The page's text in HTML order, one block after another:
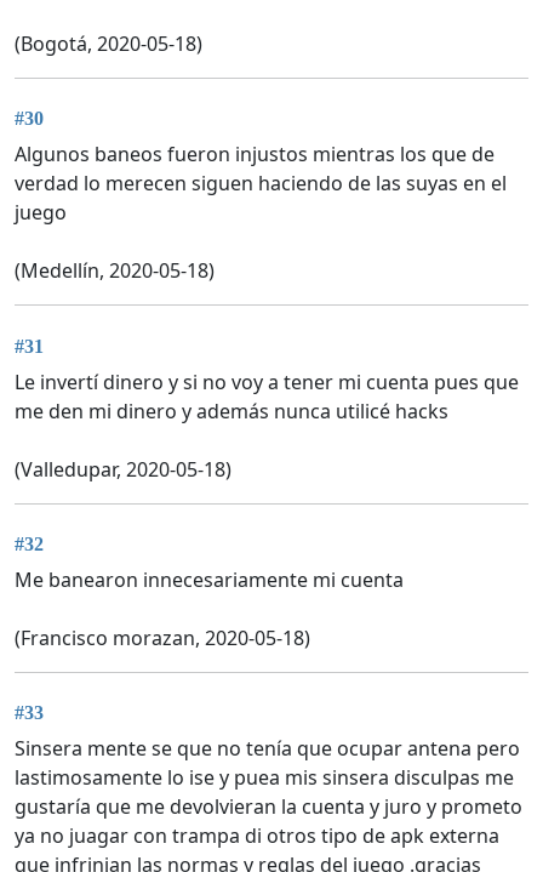
(Bogotá, 2020-05-18)
#30
Algunos baneos fueron injustos mientras los que de
verdad lo merecen siguen haciendo de las suyas en el
juego
(Medellín, 2020-05-18)
#31
Le invertí dinero y si no voy a tener mi cuenta pues que
me den mi dinero y además nunca utilicé hacks
(Valledupar, 2020-05-18)
#32
Me banearon innecesariamente mi cuenta
(Francisco morazan, 2020-05-18)
#33
Sinsera mente se que no tenía que ocupar antena pero
lastimosamente lo ise y puea mis sinsera disculpas me
gustaría que me devolvieran la cuenta y juro y prometo
ya no juagar con trampa di otros tipo de apk externa
que infrinjan las normas y reglas del juego .gracias